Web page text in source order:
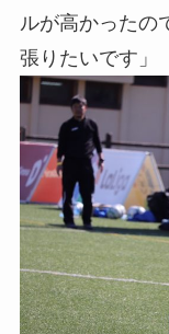
ルが高かったの
張りたいです」